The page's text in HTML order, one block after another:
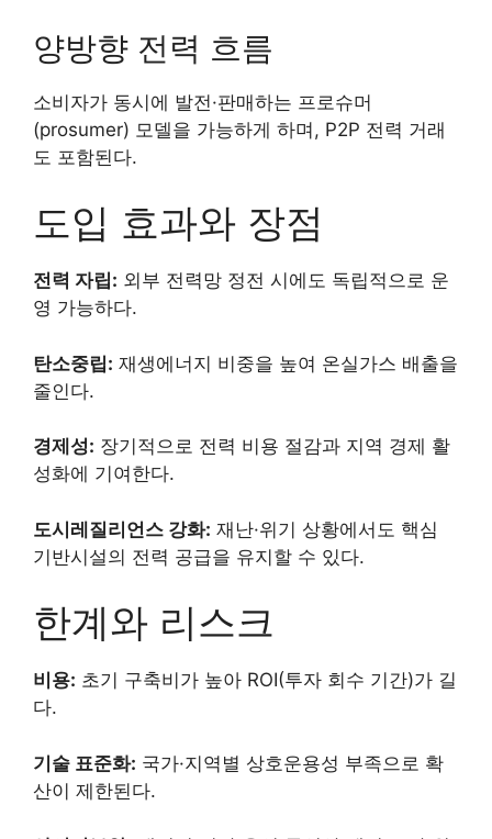
양방향 전력 흐름
소비자가 동시에 발전·판매하는 프로슈머
(prosumer) 모델을 가능하게 하며, P2P 전력 거래
도 포함된다.
도입 효과와 장점
전력 자립: 외부 전력망 정전 시에도 독립적으로 운
영 가능하다.
탄소중립: 재생에너지 비중을 높여 온실가스 배출을
줄인다.
경제성: 장기적으로 전력 비용 절감과 지역 경제 활
성화에 기여한다.
도시레질리언스 강화: 재난·위기 상황에서도 핵심
기반시설의 전력 공급을 유지할 수 있다.
한계와 리스크
비용: 초기 구축비가 높아 ROI(투자 회수 기간)가 길
다.
기술 표준화: 국가·지역별 상호운용성 부족으로 확
산이 제한된다.